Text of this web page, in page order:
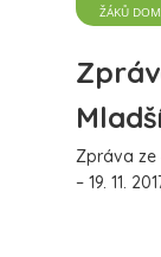
Zpráva ze
– 19. 11.
ŽÁKŮ